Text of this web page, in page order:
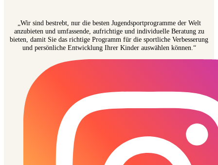
„Wir sind bestrebt, nur die besten Jugendsportprogramme der Welt
anzubieten und umfassende, aufrichtige und individuelle Beratung zu
bieten, damit Sie das richtige Programm für die sportliche Verbesserung
und persönliche Entwicklung Ihrer Kinder auswählen können.“